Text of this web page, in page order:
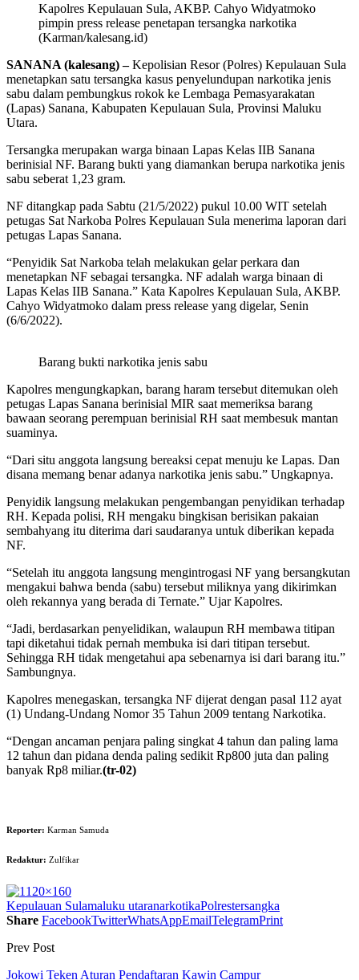
Kapolres Kepulauan Sula, AKBP. Cahyo Widyatmoko
pimpin press release penetapan tersangka narkotika
(Karman/kalesang.id)
SANANA (kalesang) –Kepolisian Resor (Polres) Kepulauan Sula
menetapkan satu tersangka kasus penyelundupan narkotika jenis
sabu dalam pembungkus rokok ke Lembaga Pemasyarakatan
(Lapas) Sanana, Kabupaten Kepulauan Sula, Provinsi Maluku
Utara.
Tersangka merupakan warga binaan Lapas Kelas IIB Sanana
berinisial NF. Barang bukti yang diamankan berupa narkotika jenis
sabu seberat 1,23 gram.
NF ditangkap pada Sabtu (21/5/2022) pukul 10.00 WIT setelah
petugas Sat Narkoba Polres Kepulauan Sula menerima laporan dari
petugas Lapas Sanana.
“Penyidik Sat Narkoba telah melakukan gelar perkara dan
menetapkan NF sebagai tersangka. NF adalah warga binaan di
Lapas Kelas IIB Sanana.” Kata Kapolres Kepulauan Sula, AKBP.
Cahyo Widyatmoko dalam press release yang digelar, Senin
(6/6/2022).
Barang bukti narkotika jenis sabu
Kapolres mengungkapkan, barang haram tersebut ditemukan oleh
petugas Lapas Sanana berinisial MIR saat memeriksa barang
bawaan seorang perempuan berinisial RH saat membesuk mantan
suaminya.
“Dari situ anggota langsung bereaksi cepat menuju ke Lapas. Dan
disana memang benar adanya narkotika jenis sabu.” Ungkapnya.
Penyidik langsung melakukan pengembangan penyidikan terhadap
RH. Kepada polisi, RH mengaku bingkisan berisikan pakaian
sembahyang itu diterima dari saudaranya untuk diberikan kepada
NF.
“Setelah itu anggota langsung mengintrogasi NF yang bersangkutan
mengakui bahwa benda (sabu) tersebut miliknya yang dikirimkan
oleh rekannya yang berada di Ternate.” Ujar Kapolres.
“Jadi, berdasarkan penyelidikan, walaupun RH membawa titipan
tapi diketahui tidak pernah membuka isi dari titipan tersebut.
Sehingga RH tidak mengetahui apa sebenarnya isi dari barang itu.”
Sambungnya.
Kapolres menegaskan, tersangka NF dijerat dengan pasal 112 ayat
(1) Undang-Undang Nomor 35 Tahun 2009 tentang Narkotika.
“Dengan ancaman penjara paling singkat 4 tahun dan paling lama
12 tahun dan pidana denda paling sedikit Rp800 juta dan paling
banyak Rp8 miliar.(tr-02)
Reporter: Karman Samuda
Redaktur: Zulfikar
Kepulauan Sulamaluku utaranarkotikaPolrestersangka
Share FacebookTwitterWhatsAppEmailTelegramPrint
Prev Post
Jokowi Teken Aturan Pendaftaran Kawin Campur